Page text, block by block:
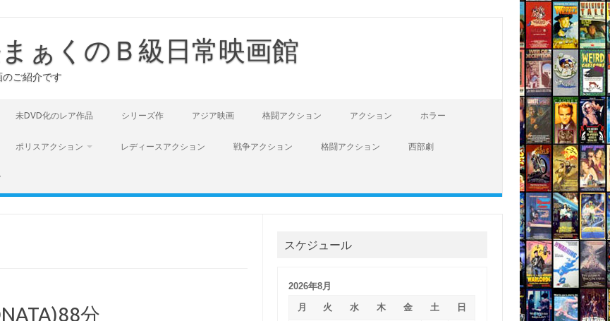
ぁくのＢ級日常映画館
ご紹介です
未DVD化のレア作品 シリーズ作 アジア映画 格闘アクション アクション ホラー
ポリスアクション レディースアクション 戦争アクション 格闘アクション 西部劇
分
スケジュール
2026年8月
月
火 水 木 金 土
日